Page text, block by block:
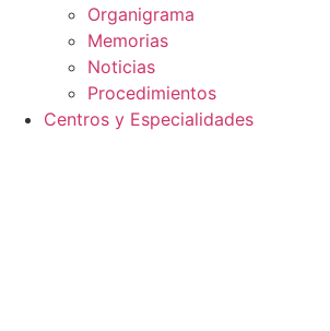
Organigrama
Memorias
Noticias
Procedimientos
Centros y Especialidades